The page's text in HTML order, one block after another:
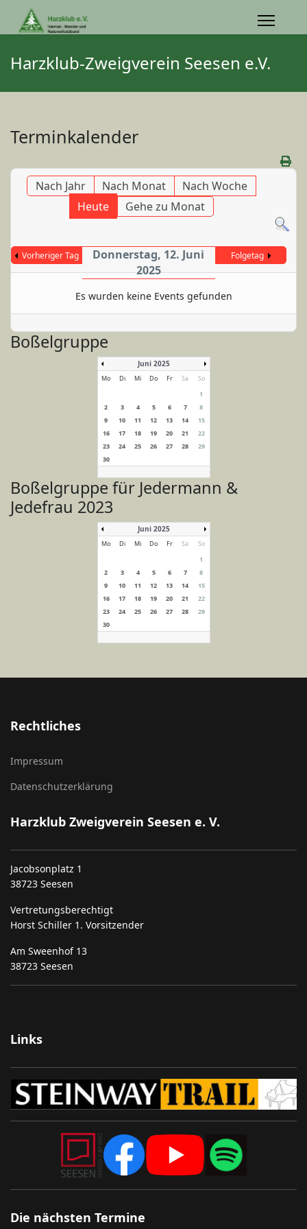
Harzklub-Zweigverein Seesen e.V.
Terminkalender
Nach Jahr Nach Monat
Nach Woche
Heute
Gehe zu Monat
Vorheriger Tag
Donnerstag, 12. Juni
2025
Folgetag
Es wurden keine Events gefunden
Boßelgruppe
Juni 2025
Mo Di Mi Do Fr Sa
So
1
2
3 4 5 6 7
8
9
10 11 12 13 14
15
16
17 18 19 20 21
22
23
24 25 26 27 28
29
30
Boßelgruppe für Jedermann &
Jedefrau 2023
Juni 2025
Mo Di Mi Do Fr Sa
So
1
2
3 4 5 6 7
8
9
10 11 12 13 14
15
16
17 18 19 20 21
22
23
24 25 26 27 28
29
30
Rechtliches
Impressum
Datenschutzerklärung
Harzklub Zweigverein Seesen e. V.
Jacobsonplatz 1
38723 Seesen
Vertretungsberechtigt
Horst Schiller 1. Vorsitzender
Am Sweenhof 13
38723 Seesen
Links
Die nächsten Termine